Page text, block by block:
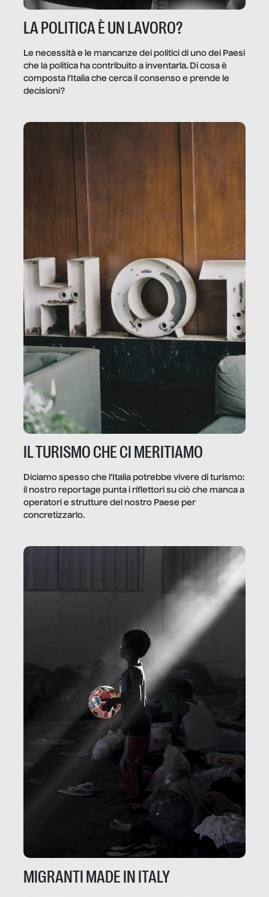
LA POLITICA È UN LAVORO?
Le necessità e le mancanze dei politici di uno dei Paesi
che la politica ha contribuito a inventarla. Di cosa è
composta l’Italia che cerca il consenso e prende le
decisioni?
IL TURISMO CHE CI MERITIAMO
Diciamo spesso che l’Italia potrebbe vivere di turismo:
il nostro reportage punta i riflettori su ciò che manca a
operatori e strutture del nostro Paese per
concretizzarlo.
MIGRANTI MADE IN ITALY